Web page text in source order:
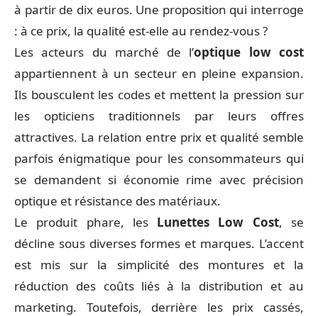
à partir de dix euros. Une proposition qui interroge
: à ce prix, la qualité est-elle au rendez-vous ?
Les acteurs du marché de l’optique low cost
appartiennent à un secteur en pleine expansion.
Ils bousculent les codes et mettent la pression sur
les opticiens traditionnels par leurs offres
attractives. La relation entre prix et qualité semble
parfois énigmatique pour les consommateurs qui
se demandent si économie rime avec précision
optique et résistance des matériaux.
Le produit phare, les Lunettes Low Cost, se
décline sous diverses formes et marques. L’accent
est mis sur la simplicité des montures et la
réduction des coûts liés à la distribution et au
marketing. Toutefois, derrière les prix cassés,